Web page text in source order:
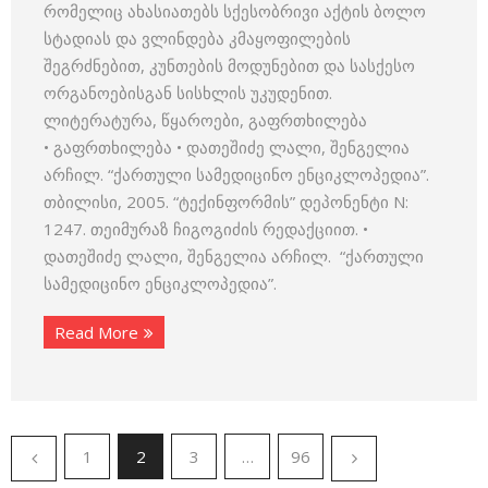
რომელიც ახასიათებს სქესობრივი აქტის ბოლო
სტადიას და ვლინდება კმაყოფილების
შეგრძნებით, კუნთების მოდუნებით და სასქესო
ორგანოებისგან სისხლის უკუდენით.
ლიტერატურა, წყაროები, გაფრთხილება
• გაფრთხილება • დათეშიძე ლალი, შენგელია
არჩილ. “ქართული სამედიცინო ენციკლოპედია”.
თბილისი, 2005. “ტექინფორმის” დეპონენტი N:
1247. თეიმურაზ ჩიგოგიძის რედაქციით. •
დათეშიძე ლალი, შენგელია არჩილ. “ქართული
სამედიცინო ენციკლოპედია”.
Read More
1 2 3 … 96